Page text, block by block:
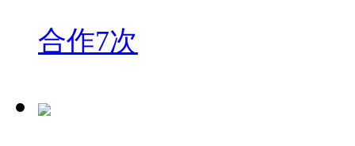
合作7次